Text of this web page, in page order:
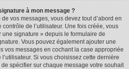
à mon message ?
vos messages, vous devez tout d’abord en
de l’utilisateur. Une fois créée, vous
signature » depuis le formulaire de
Vous pouvez également ajouter une
vos messages en cochant la case appropriée
Si vous choisissez cette dernière
spécifier sur chaque message votre souhait